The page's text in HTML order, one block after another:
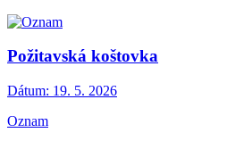
Požitavská koštovka
Dátum: 19. 5. 2026
Oznam